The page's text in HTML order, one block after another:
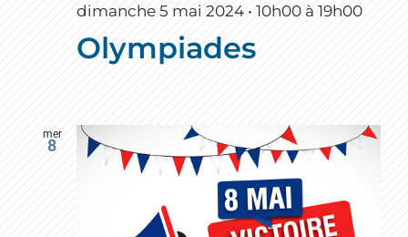
dimanche 5 mai 2024 • 10h00à 19h00
Olympiades
mer
8